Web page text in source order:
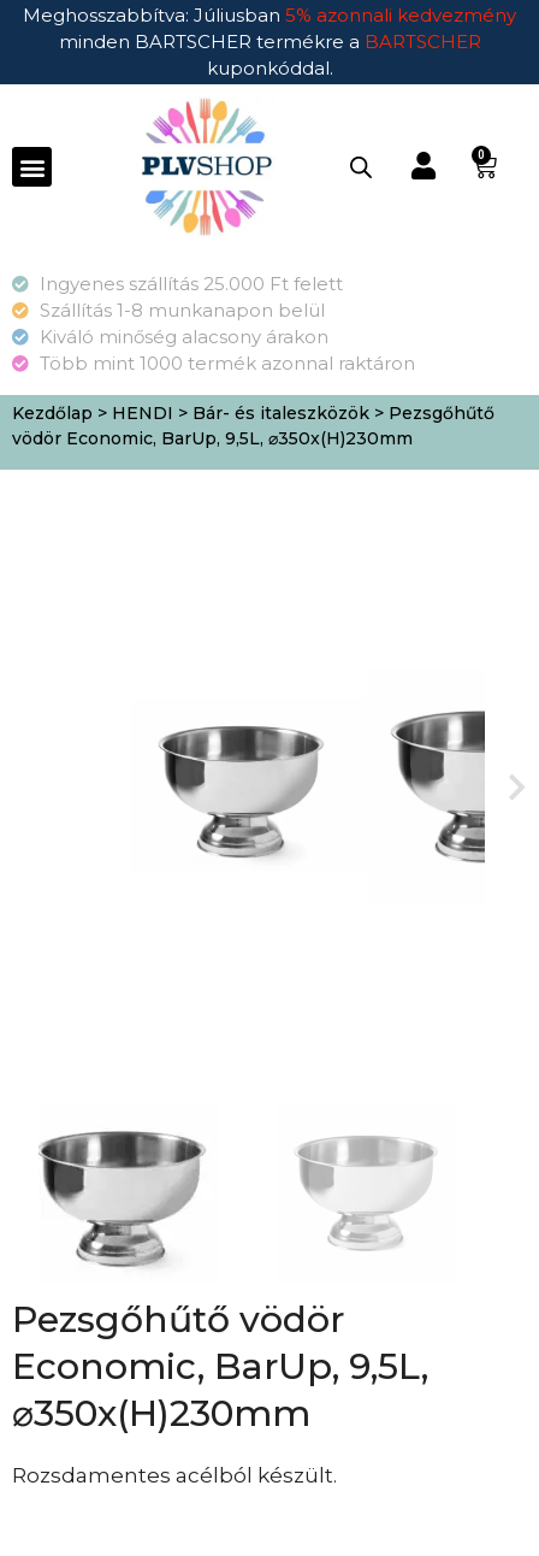
Meghosszabbítva: Júliusban 5% azonnali kedvezmény
minden BARTSCHER termékre a BARTSCHER
kuponkóddal.
0
Ingyenes szállítás 25.000 Ft felett
Szállítás 1-8 munkanapon belül
Kiváló minőség alacsony árakon
Több mint 1000 termék azonnal raktáron
Kezdőlap > HENDI > Bár- és italeszközök > Pezsgőhűtő
vödör Economic, BarUp, 9,5L, ⌀350x(H)230mm
Pezsgőhűtő vödör
Economic, BarUp, 9,5L,
⌀350x(H)230mm
Rozsdamentes acélból készült.